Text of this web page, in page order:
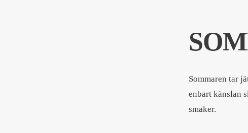
Sommaren tar
enbart känslan
smaker.